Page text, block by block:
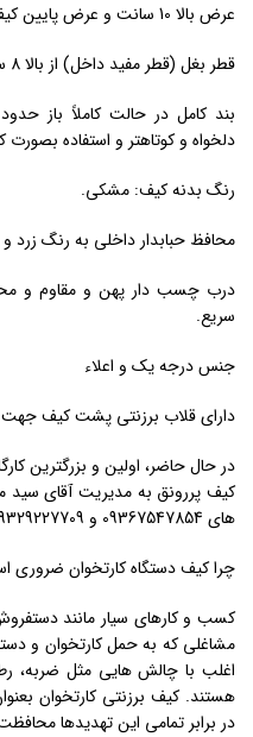
عرض بالا 10 سانت و عرض پایین کیف 9 سانت
قطر بغل (قطر مفید داخل) از بالا 8 سانت و پایین 4 سانت
دلخواه و کوتاهتر و استفاده
رنگ بدنه کیف: مشکی.
محافظ حبابدار داخلی به رنگ زرد و
درب چسب دار پهن و مقاوم و
سریع.
جنس درجه یک و اعلاء
دارای قلاب برزنتی پشت کیف جهت
در حال حاضر، اولین و بزرگترین
کیف پررونق به مدیریت آقای سید
های 09367547854 و 09329227709 برای سفارش کیف تماس بگیرید.
چرا کیف دستگاه کارتخوان ضروری
کسب و کارهای سیار مانند
مشاغلی که به حمل کارتخوان و
اغلب با چالش هایی مثل ضربه،
هستند. کیف برزنتی کارتخوان
در برابر تمامی این تهدیدها